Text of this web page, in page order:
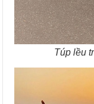
Túp lều